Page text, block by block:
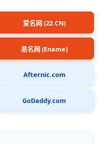
爱名网 (22.CN)
易名网 (Ename)
Afternic.com
GoDaddy.com